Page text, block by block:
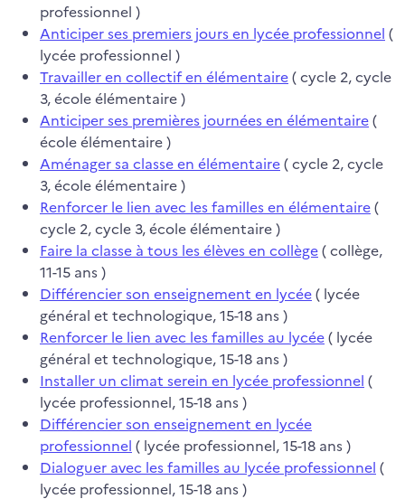
professionnel )
Anticiper ses premiers jours en lycée professionnel (
lycée professionnel )
Travailler en collectif en élémentaire( cycle 2, cycle
3, école élémentaire )
Anticiper ses premières journées en élémentaire(
école élémentaire )
Aménager sa classe en élémentaire( cycle 2, cycle
3, école élémentaire )
Renforcer le lien avec les familles en élémentaire(
cycle 2, cycle 3, école élémentaire )
Faire la classe à tous les élèves en collège( collège,
11-15 ans )
Différencier son enseignement en lycée( lycée
général et technologique, 15-18 ans )
Renforcer le lien avec les familles au lycée( lycée
général et technologique, 15-18 ans )
Installer un climat serein en lycée professionnel (
lycée professionnel, 15-18 ans )
Différencier son enseignement en lycée
professionnel ( lycée professionnel, 15-18 ans )
Dialoguer avec les familles au lycée professionnel (
lycée professionnel, 15-18 ans )